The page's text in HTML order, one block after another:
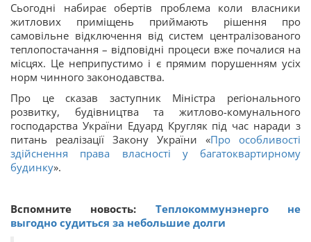
Сьогодні набирає обертів проблема коли власники
житлових приміщень приймають рішення про
самовільне відключення від систем централізованого
теплопостачання – відповідні процеси вже почалися на
місцях. Це неприпустимо і є прямим порушенням усіх
норм чинного законодавства.
Про це сказав заступник Міністра регіонального
розвитку, будівництва та житлово-комунального
господарства України Едуард Кругляк під час наради з
питань реалізації Закону України «Про особливості
здійснення права власності у багатоквартирному
будинку».
Вспомните новость: Теплокоммунэнерго не
выгодно судиться за небольшие долги